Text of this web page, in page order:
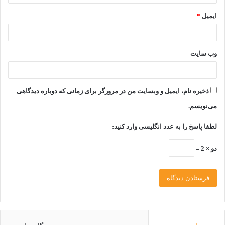
به علت عدم درک صحیح زبان بدن گربه ها و همچنین، آشنایی
می‌شود که این حیوانات خانگی دمدمی مزاج و یا بدخلق هستند.
خانگی از خودشان نشان می‌دهند، آسان‌تر خواهد بود.
برای اینکه بتوانید استرس و تنش‌های گربه خودتان را کاهش دهید،
بدانید.
با اینکه برخی حرکات و صداها ممکن است نشان‌دهنده‌ی وضعیت
ذهنی گربه خانگی شما باشند، نباید هیچکدام از این نشانه‌ها را به
تنهایی تفسیر کنید.
بهترین حالت این است که چندین سیگنال مختلف را در کنار هم
بررسی کنید تا وضعیت گربه خودتان را متوجه شوید.
ایمیل *
وب‌ سایت
ذخیره نام، ایمیل و وبسایت من در مرورگر برای زمانی که دوباره دیدگاهی
می‌نویسم.
لطفا پاسخ را به عدد انگلیسی وارد کنید:
دو × 2 =